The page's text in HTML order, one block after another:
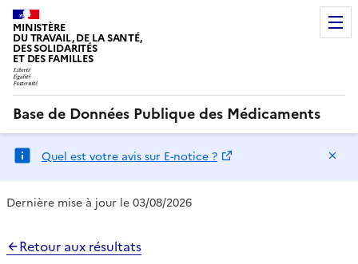
MINISTÈRE
DU TRAVAIL, DE LA SANTÉ,
DES SOLIDARITÉS
ET DES FAMILLES
Base de Données Publique des Médicaments
Quel est votre avis sur E-notice ?
Dernière mise à jour le 03/08/2026
Retour aux résultats